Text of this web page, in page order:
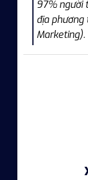
97% người
địa
Marketing).